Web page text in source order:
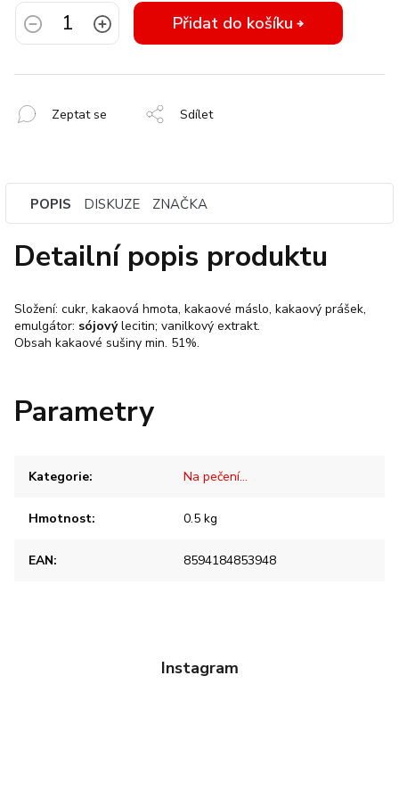
Přidat do košíku
Zeptat se Sdílet
POPIS DISKUZE ZNAČKA
Detailní popis produktu
Složení: cukr, kakaová hmota, kakaové máslo, kakaový prášek,
emulgátor: sójovýlecitin; vanilkový extrakt.
Obsah kakaové sušiny min. 51%.
Parametry
Kategorie: Na pečení...
Hmotnost: 0.5 kg
EAN: 8594184853948
Instagram